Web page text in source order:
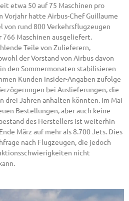
etwa 50 auf 75 Maschinen pro
Vorjahr hatte Airbus-Chef Guillaume
von rund 800 Verkehrsflugzeugen
Maschinen ausgeliefert.
Teile von Zulieferern,
der Vorstand von Airbus davon
den Sommermonaten stabilisieren
Kunden Insider-Angaben zufolge
bei Auslieferungen, die
drei Jahren anhalten könnten. Im Mai
Bestellungen, aber auch keine
des Herstellers ist weiterhin
März auf mehr als 8.700 Jets. Dies
nach Flugzeugen, die jedoch
nicht